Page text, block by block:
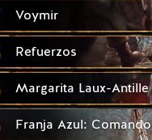
Voymir
Refuerzos
Margarita Laux-Antille
Franja Azul: Comando